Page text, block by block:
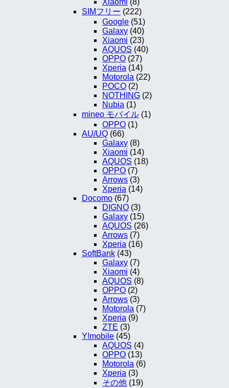
Xiaomi (8)
SIMフリー (222)
Google (51)
Galaxy (40)
Xiaomi (23)
AQUOS (40)
OPPO (27)
Xperia (14)
Motorola (22)
POCO (2)
NOTHING (2)
Nubia (1)
mineo モバイル (1)
OPPO (1)
AU/UQ (66)
Galaxy (8)
Xiaomi (14)
AQUOS (18)
OPPO (7)
Arrows (3)
Xperia (14)
Docomo (67)
DIGNO (3)
Galaxy (15)
AQUOS (26)
Arrows (7)
Xperia (16)
SoftBank (43)
Galaxy (7)
Xiaomi (4)
AQUOS (8)
OPPO (2)
Arrows (3)
Motorola (7)
Xperia (9)
ZTE (3)
Y!mobile (45)
AQUOS (4)
OPPO (13)
Motorola (6)
Xperia (3)
その他 (19)